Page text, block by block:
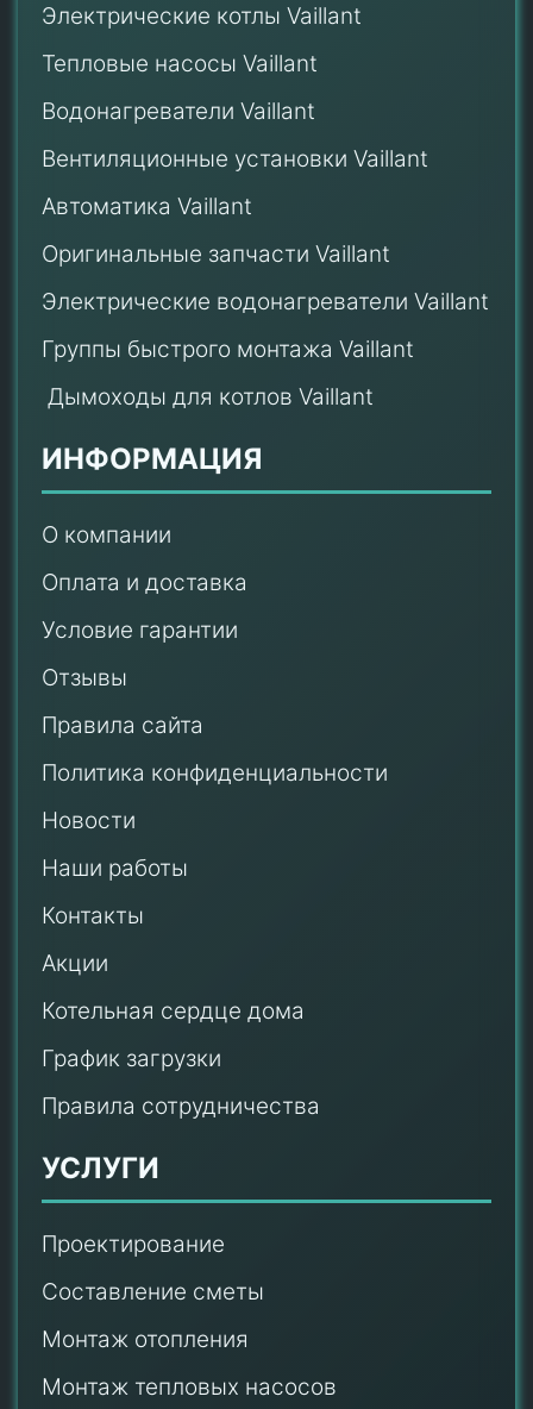
Электрические котлы Vaillant
Тепловые насосы Vaillant
Водонагреватели Vaillant
Вентиляционные установки Vaillant
Автоматика Vaillant
Оригинальные запчасти Vaillant
Электрические водонагреватели Vaillant
Группы быстрого монтажа Vaillant
Дымоходы для котлов Vaillant
ИНФОРМАЦИЯ
О компании
Оплата и доставка
Условие гарантии
Отзывы
Правила сайта
Политика конфиденциальности
Новости
Наши работы
Контакты
Акции
Котельная сердце дома
График загрузки
Правила сотрудничества
УСЛУГИ
Проектирование
Составление сметы
Монтаж отопления
Монтаж тепловых насосов